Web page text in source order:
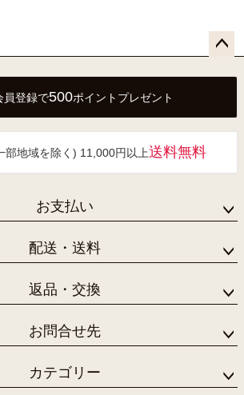
へ
員登録で500ポイントプレゼント
部地域を除く) 11,000円以上送料無料
お支払い
配送・送料
返品・交換
お問合せ先
カテゴリー